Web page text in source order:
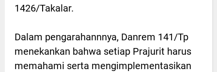
1426/Takalar.
Dalam pengarahannnya, Danrem 141/Tp
menekankan bahwa setiap Prajurit harus
memahami serta mengimplementasikan